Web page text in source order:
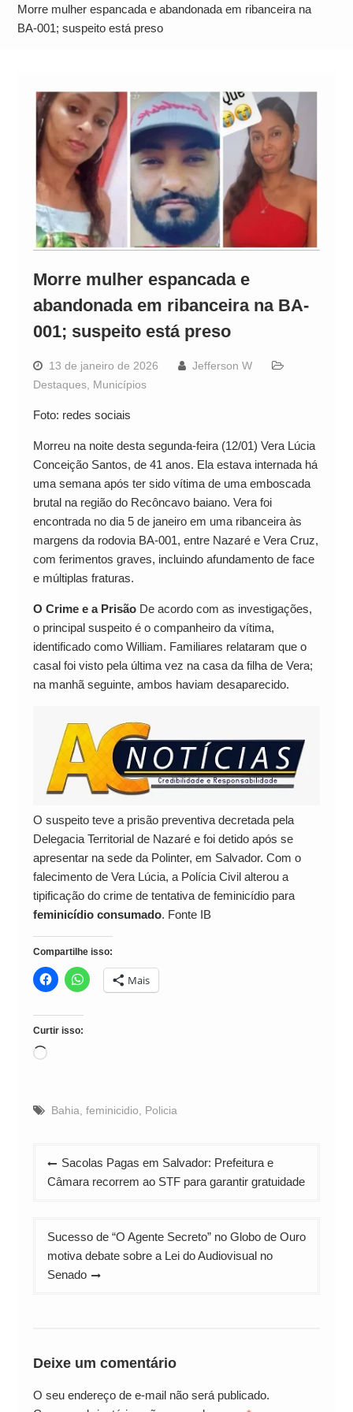
Alto
Morre mulher espancada e abandonada em ribanceira na
BA-001; suspeito está preso
Morre mulher espancada e
abandonada em ribanceira na BA-
001; suspeito está preso
13 de janeiro de 2026
Jefferson W
Destaques, Municípios
Foto: redes sociais
Morreu na noite desta segunda-feira (12/01) Vera Lúcia
Conceição Santos, de 41 anos. Ela estava internada há
uma semana após ter sido vítima de uma emboscada
brutal na região do Recôncavo baiano. Vera foi
encontrada no dia 5 de janeiro em uma ribanceira às
margens da rodovia BA-001, entre Nazaré e Vera Cruz,
com ferimentos graves, incluindo afundamento de face
e múltiplas fraturas.
O Crime e a PrisãoDe acordo com as investigações,
o principal suspeito é o companheiro da vítima,
identificado como William. Familiares relataram que o
casal foi visto pela última vez na casa da filha de Vera;
na manhã seguinte, ambos haviam desaparecido.
O suspeito teve a prisão preventiva decretada pela
Delegacia Territorial de Nazaré e foi detido após se
apresentar na sede da Polinter, em Salvador. Com o
falecimento de Vera Lúcia, a Polícia Civil alterou a
tipificação do crime de tentativa de feminicídio para
feminicídio consumado. Fonte IB
Compartilhe isso:
Mais
Curtir isso:
Carregando...
Bahia feminicidio Policia
Navegação
de
Sacolas Pagas em Salvador: Prefeitura e
Câmara recorrem ao STF para garantir gratuidade
Sucesso de “O Agente Secreto” no Globo de Ouro
motiva debate sobre a Lei do Audiovisual no
Senado
Deixe um comentário
O seu endereço de e-mail não será publicado.